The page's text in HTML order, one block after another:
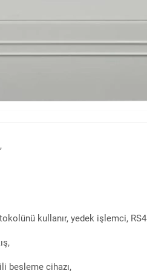
kullanır, yedek işlemci,
besleme cihazı,